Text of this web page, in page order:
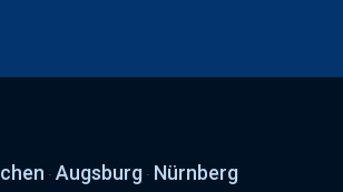
· Augsburg · Nürnberg